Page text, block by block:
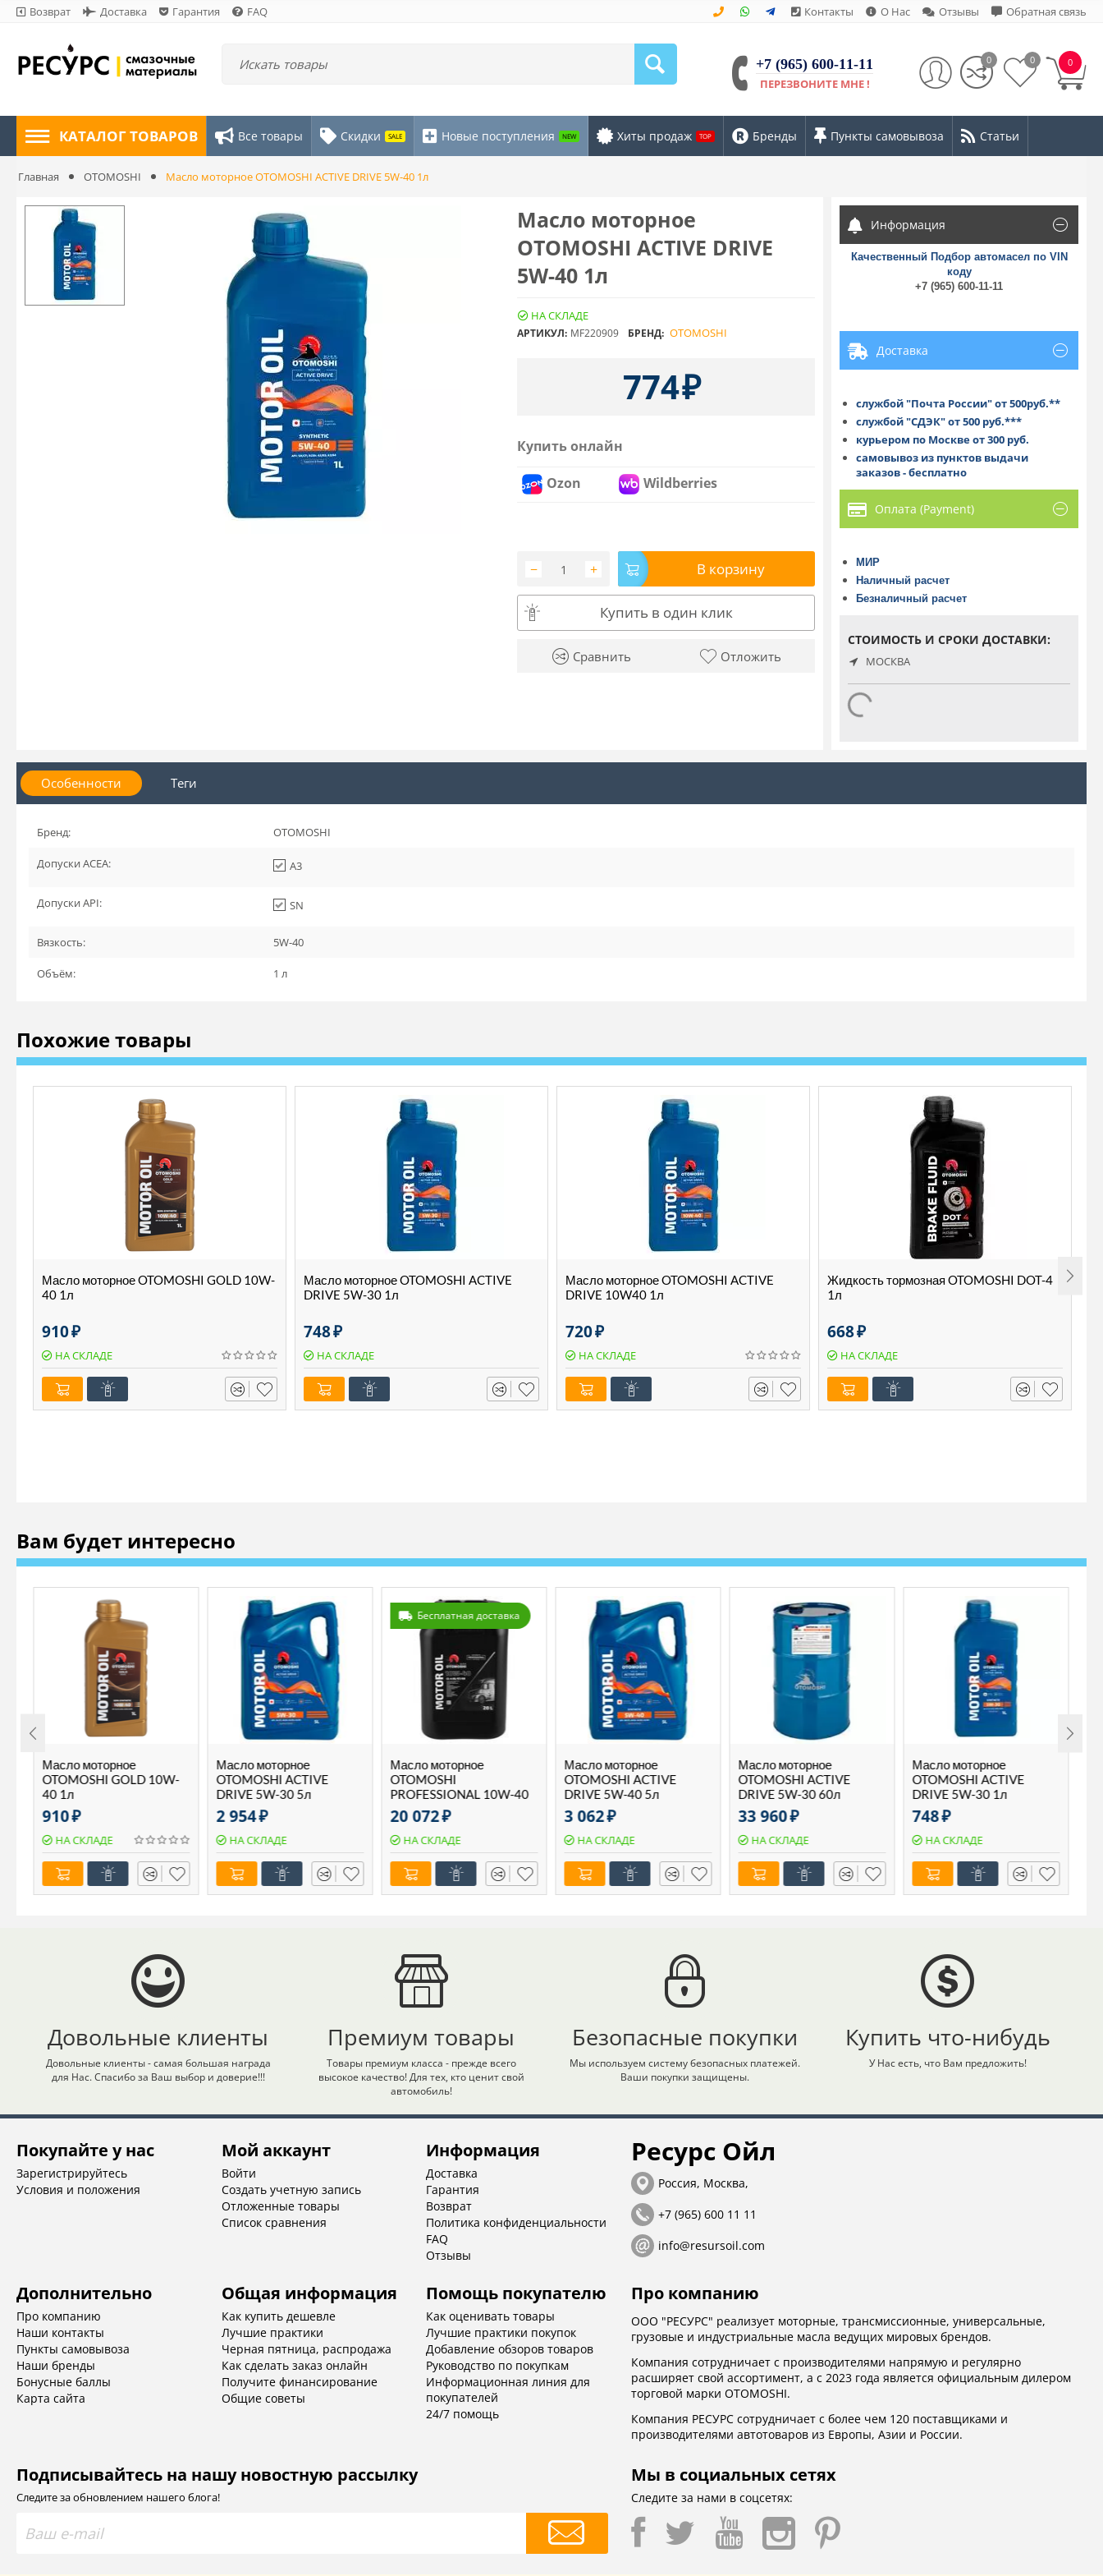
Возврат Доставка Гарантия FAQ Контакты О Нас Отзывы Обратная связь
+7 (965) 600-11-11
ПЕРЕЗВОНИТЕ МНЕ !
0
0 0
КАТАЛОГ ТОВАРОВ Все товары Скидки SALE Новые поступления NEW Хиты продаж TOP Бренды Пункты самовывоза Статьи
Главная OTOMOSHI Масло моторное OTOMOSHI ACTIVE DRIVE 5W-40 1л
Масло моторное
OTOMOSHI ACTIVE DRIVE
5W-40 1л
НА СКЛАДЕ
АРТИКУЛ: MF220909 БРЕНД: OTOMOSHI
774₽
Купить онлайн
Ozon Wildberries
+
− В корзину
Купить в один клик
Сравнить Отложить
Информация
Качественный Подбор автомасел по VIN
коду
+7 (965) 600-11-11
Доставка
службой "Почта России" от 500руб.**
службой "СДЭК" от 500 руб.***
курьером по Москве от 300 руб.
самовывоз из пунктов выдачи
заказов - бесплатно
Оплата (Payment)
МИР
Наличный расчет
Безналичный расчет
СТОИМОСТЬ И СРОКИ ДОСТАВКИ:
МОСКВА
Особенности Теги
Бренд: OTOMOSHI
Допуски ACEA: A3
Допуски API: SN
Вязкость: 5W-40
Объём: 1 л
Похожие товары
Масло моторное OTOMOSHI GOLD 10W-
40 1л
910₽
НА СКЛАДЕ
Масло моторное OTOMOSHI ACTIVE
DRIVE 5W-30 1л
748₽
НА СКЛАДЕ
Масло моторное OTOMOSHI ACTIVE
DRIVE 10W40 1л
720₽
НА СКЛАДЕ
Жидкость тормозная OTOMOSHI DOT-4
1л
668₽
НА СКЛАДЕ
Вам будет интересно
Масло моторное
OTOMOSHI GOLD 10W-
40 1л
910₽
НА СКЛАДЕ
Масло моторное
OTOMOSHI ACTIVE
DRIVE 5W-30 5л
2 954₽
НА СКЛАДЕ
Бесплатная доставка
Масло моторное
OTOMOSHI
PROFESSIONAL 10W-40
CI-4 E6/E7/E9 20 л
20 072₽
НА СКЛАДЕ
Масло моторное
OTOMOSHI ACTIVE
DRIVE 5W-40 5л
3 062₽
НА СКЛАДЕ
Масло моторное
OTOMOSHI ACTIVE
DRIVE 5W-30 60л
33 960₽
НА СКЛАДЕ
Масло моторное
OTOMOSHI ACTIVE
DRIVE 5W-30 1л
748₽
НА СКЛАДЕ
Довольные клиенты
Довольные клиенты - самая большая награда
для Нас. Спасибо за Ваш выбор и доверие!!!
Премиум товары
Товары премиум класса - прежде всего
высокое качество! Для тех, кто ценит свой
автомобиль!
Безопасные покупки
Мы используем систему безопасных платежей.
Ваши покупки защищены.
Купить что-нибудь
У Нас есть, что Вам предложить!
Покупайте у нас
Зарегистрируйтесь
Условия и положения
Мой аккаунт
Войти
Создать учетную запись
Отложенные товары
Список сравнения
Информация
Доставка
Гарантия
Возврат
Политика конфиденциальности
FAQ
Отзывы
Ресурс Ойл
Россия, Москва,
+7 (965) 600 11 11
info@resursoil.com
Дополнительно
Про компанию
Наши контакты
Пункты самовывоза
Наши бренды
Бонусные баллы
Карта сайта
Общая информация
Как купить дешевле
Лучшие практики
Черная пятница, распродажа
Как сделать заказ онлайн
Получите финансирование
Общие советы
Помощь покупателю
Как оценивать товары
Лучшие практики покупок
Добавление обзоров товаров
Руководство по покупкам
Информационная линия для
покупателей
24/7 помощь
Про компанию
ООО "РЕСУРС" реализует моторные, трансмиссионные, универсальные,
грузовые и индустриальные масла ведущих мировых брендов.
Компания сотрудничает с производителями напрямую и регулярно
расширяет свой ассортимент, а с 2023 года является официальным дилером
торговой марки OTOMOSHI.
Компания РЕСУРС сотрудничает с более чем 120 поставщиками и
производителями автотоваров из Европы, Азии и России.
Подписывайтесь на нашу новостную рассылку
Следите за обновлением нашего блога!
Мы в социальных сетях
Следите за нами в соцсетях: